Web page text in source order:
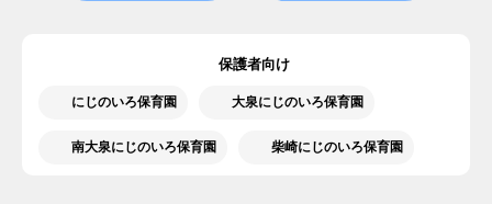
保護者向け
にじのいろ保育園 大泉にじのいろ保育園
南大泉にじのいろ保育園 柴崎にじのいろ保育園